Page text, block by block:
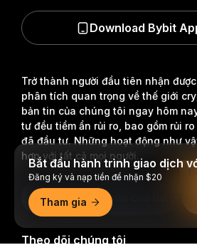
Trở thành người đầu tiên nhận
phân tích quan trọng về thế giới
bản tin của chúng tôi ngay hôm
tư đều tiềm ẩn rủi ro, bao gồm rủi
đã đầu tư. Những hoạt động như
hợp với tất cả mọi người.
Theo dõi chúng tôi
Download Bybit
Bắt đầu hành trình giao dịch
Đăng ký và nạp tiền để nhận $20
Tham gia